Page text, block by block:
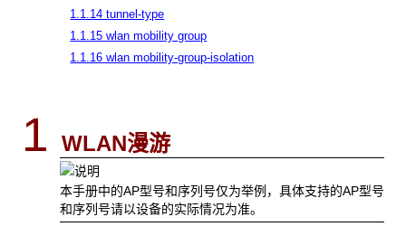
1.1.14 tunnel-type
1.1.15 wlan mobility group
1.1.16 wlan mobility-group-isolation
1 WLAN漫游
本手册中的AP型号和序列号仅为举例，具体支持的AP型号
和序列号请以设备的实际情况为准。